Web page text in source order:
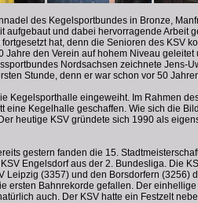
des Kegelsportbundes in Bronze,
und dabei hervorragende Arbeit
hat, denn die Senioren des KSV
den Verein auf hohem Niveau
Nordsachsen zeichnete Jens-
Stunde, denn er war schon vor 50
Kegelsporthalle eingeweiht. Im Rahmen
Kegelhalle geschaffen. Wie sich die
heutige KSV gründete sich 1990 als
gestern fanden die 15.
Engelsdorf aus der 2. Bundesliga. Die
(3357) und den Borsdorfern (3256)
ersten Bahnrekorde gefallen. Der
auch. Der KSV hatte ein Festzelt